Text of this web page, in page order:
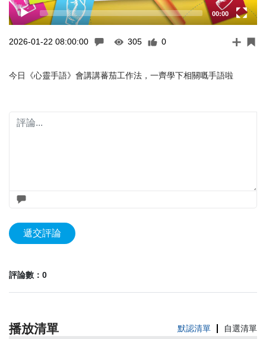
00:00
2026-01-22 08:00:00 305 0
今日《心靈手語》會講講蕃茄工作法，一齊學下相關嘅手語啦
遞交評論
評論數：0
播放清單 默認清單 自選清單